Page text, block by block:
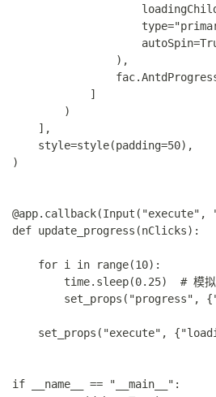
                ),
            ]
        )
    ],
    style=style(padding=50),
)
def update_progress(nClicks):
    for i in range(10):
time.sleep(0.25)  # 模拟
set_props("progress",
set_props("execute",
if __name__ == "__main__":